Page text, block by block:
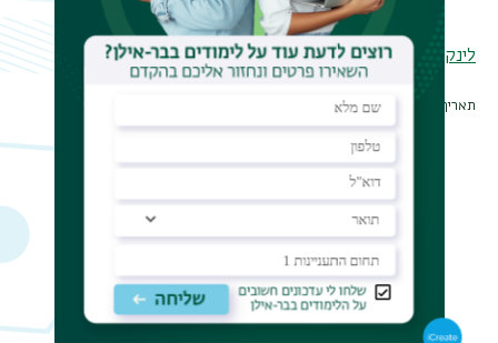
לינק לקטלוג ולטקסט מלא
תאריך עדכון אחרון : 19/01/2025